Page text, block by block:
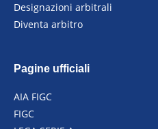
Designazioni arbitrali
Diventa arbitro
Pagine ufficiali
AIA FIGC
FIGC